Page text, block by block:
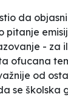
da
pitanje
- za
ofucana
od
se školska